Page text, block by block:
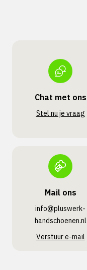
Chat met ons
Stel nu je vraag
Mail ons
info@pluswerk­
handschoenen.nl
Verstuur e-mail